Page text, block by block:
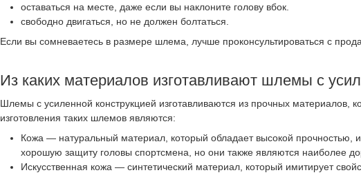
оставаться на месте, даже если вы наклоните голову вбок.
свободно двигаться, но не должен болтаться.
Если вы сомневаетесь в размере шлема, лучше проконсультироваться с
Из каких материалов изготавливают шлемы с
Шлемы с усиленной конструкцией изготавливаются из прочных
изготовления таких шлемов являются:
Кожа — натуральный материал, который обладает высокой
хорошую защиту головы спортсмена, но они также являются наиболее
Искусственная кожа — синтетический материал, который имитирует